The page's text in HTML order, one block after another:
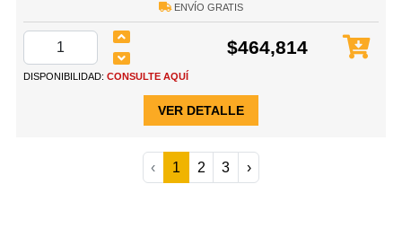
ENVÍO GRATIS
$464,814
DISPONIBILIDAD: CONSULTE AQUÍ
VER DETALLE
‹ 1 2 3 ›